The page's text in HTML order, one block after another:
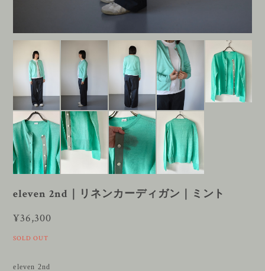
eleven 2nd｜リネンカーディガン｜ミント
¥36,300
SOLD OUT
eleven 2nd